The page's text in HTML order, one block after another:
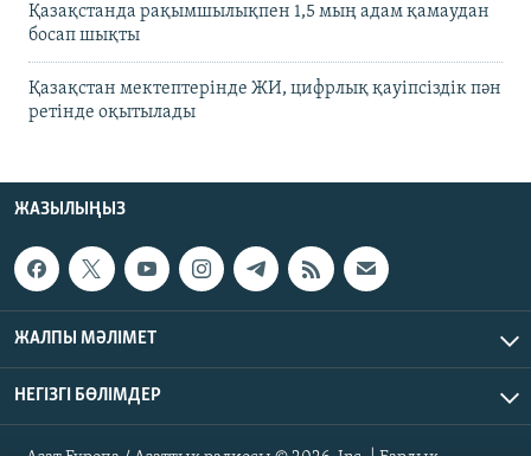
Қазақстанда рақымшылықпен 1,5 мың адам қамаудан
босап шықты
Қазақстан мектептерінде ЖИ, цифрлық қауіпсіздік пән
ретінде оқытылады
ЖАЗЫЛЫҢЫЗ
ЖАЛПЫ МӘЛІМЕТ
НЕГІЗГІ БӨЛІМДЕР